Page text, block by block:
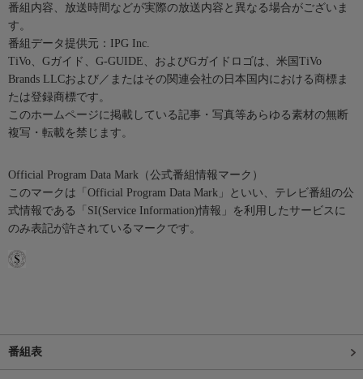
番組内容、放送時間などが実際の放送内容と異なる場合がございま
す。
番組データ提供元：IPG Inc.
TiVo、Gガイド、G-GUIDE、およびGガイドロゴは、米国TiVo
Brands LLCおよび／またはその関連会社の日本国内における商標ま
たは登録商標です。
このホームページに掲載している記事・写真等あらゆる素材の無断
複写・転載を禁じます。
Official Program Data Mark（公式番組情報マーク）
このマークは「Official Program Data Mark」といい、テレビ番組の公
式情報である「SI(Service Information)情報」を利用したサービスに
のみ表記が許されているマークです。
番組表